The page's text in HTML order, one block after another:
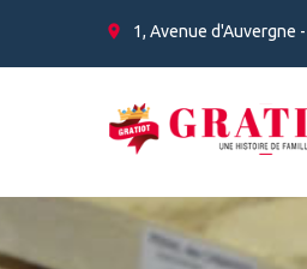
1, Avenue d'Auvergne -